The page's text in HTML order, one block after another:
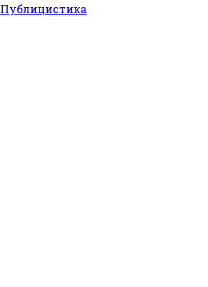
Публицистика